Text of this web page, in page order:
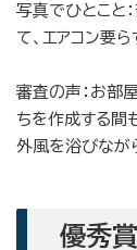
写真でひとこと
て、エアコン要
審査の声：お部
ちを作成する間
外風を浴びなが
優秀賞